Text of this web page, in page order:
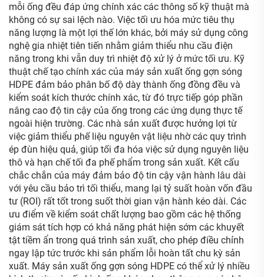
mỗi ống đều đáp ứng chính xác các thông số kỹ thuật mà
không có sự sai lệch nào. Việc tối ưu hóa mức tiêu thụ
năng lượng là một lợi thế lớn khác, bởi máy sử dụng công
nghệ gia nhiệt tiên tiến nhằm giảm thiểu nhu cầu điện
năng trong khi vẫn duy trì nhiệt độ xử lý ở mức tối ưu. Kỹ
thuật chế tạo chính xác của máy sản xuất ống gợn sóng
HDPE đảm bảo phân bố độ dày thành ống đồng đều và
kiểm soát kích thước chính xác, từ đó trực tiếp góp phần
nâng cao độ tin cậy của ống trong các ứng dụng thực tế
ngoài hiện trường. Các nhà sản xuất được hưởng lợi từ
việc giảm thiểu phế liệu nguyên vật liệu nhờ các quy trình
ép đùn hiệu quả, giúp tối đa hóa việc sử dụng nguyên liệu
thô và hạn chế tối đa phế phẩm trong sản xuất. Kết cấu
chắc chắn của máy đảm bảo độ tin cậy vận hành lâu dài
với yêu cầu bảo trì tối thiểu, mang lại tỷ suất hoàn vốn đầu
tư (ROI) rất tốt trong suốt thời gian vận hành kéo dài. Các
ưu điểm về kiểm soát chất lượng bao gồm các hệ thống
giám sát tích hợp có khả năng phát hiện sớm các khuyết
tật tiềm ẩn trong quá trình sản xuất, cho phép điều chỉnh
ngay lập tức trước khi sản phẩm lỗi hoàn tất chu kỳ sản
xuất. Máy sản xuất ống gợn sóng HDPE có thể xử lý nhiều